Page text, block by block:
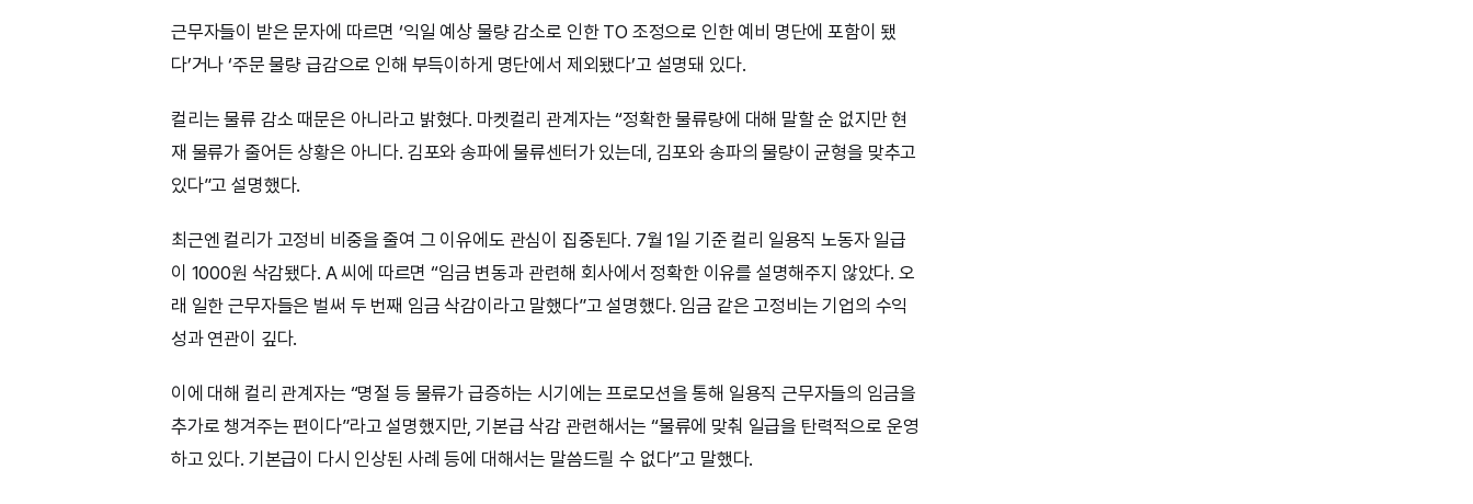
근무자들이 받은 문자에 따르면 ‘익일 예상 물량 감소로 인한 TO 조정으로 인한 예비 명단에 포함이 됐
다’거나 ‘주문 물량 급감으로 인해 부득이하게 명단에서 제외됐다’고 설명돼 있다.
컬리는 물류 감소 때문은 아니라고 밝혔다. 마켓컬리 관계자는 “정확한 물류량에 대해 말할 순 없지만 현
재 물류가 줄어든 상황은 아니다. 김포와 송파에 물류센터가 있는데, 김포와 송파의 물량이 균형을 맞추고
있다”고 설명했다.
최근엔 컬리가 고정비 비중을 줄여 그 이유에도 관심이 집중된다. 7월 1일 기준 컬리 일용직 노동자 일급
이 1000원 삭감됐다. A 씨에 따르면 “임금 변동과 관련해 회사에서 정확한 이유를 설명해주지 않았다. 오
래 일한 근무자들은 벌써 두 번째 임금 삭감이라고 말했다”고 설명했다. 임금 같은 고정비는 기업의 수익
성과 연관이 깊다.
이에 대해 컬리 관계자는 “명절 등 물류가 급증하는 시기에는 프로모션을 통해 일용직 근무자들의 임금을
추가로 챙겨주는 편이다”라고 설명했지만, 기본급 삭감 관련해서는 “물류에 맞춰 일급을 탄력적으로 운영
하고 있다. 기본급이 다시 인상된 사례 등에 대해서는 말씀드릴 수 없다”고 말했다.